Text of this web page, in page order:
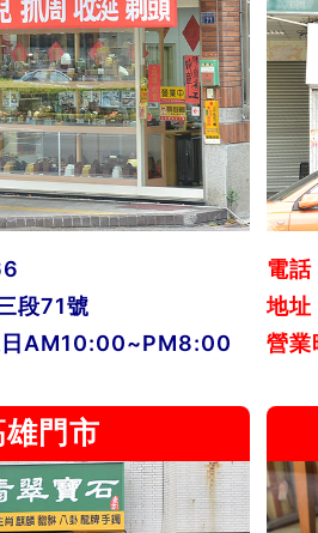
段71號
日AM10:00~PM8:00
電話
地址
營業
雄門市